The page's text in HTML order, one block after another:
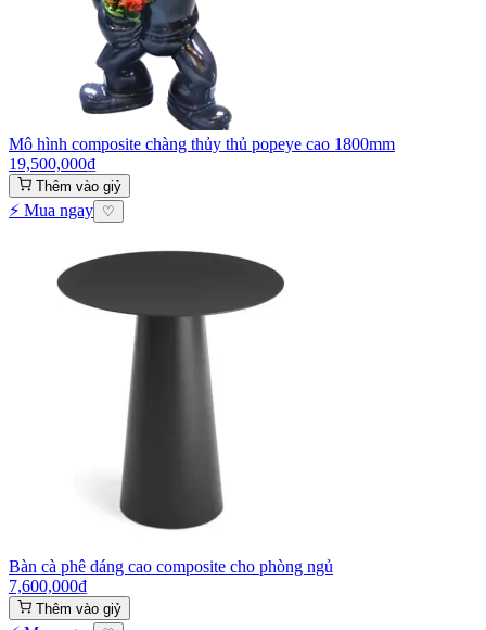
Mô hình composite chàng thủy thủ popeye cao 1800mm
19,500,000₫
Thêm vào giỷ
⚡ Mua ngay ♡
Bàn cà phê dáng cao composite cho phòng ngủ
7,600,000₫
Thêm vào giỷ